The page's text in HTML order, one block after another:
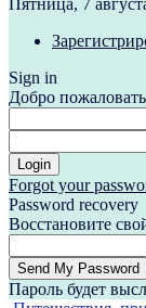
Пятница, 7
Sign in
Добро
Forgot your
Password recovery
Восстановите
Пароль будет